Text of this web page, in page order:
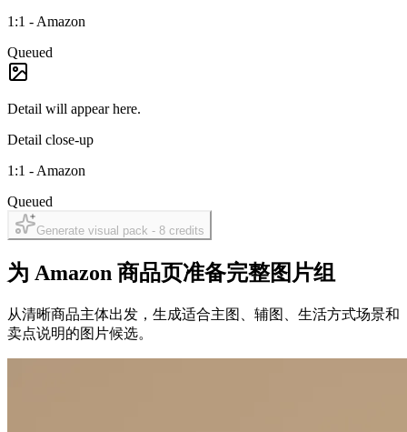
1:1 - Amazon
Queued
Detail will appear here.
Detail close-up
1:1 - Amazon
Queued
Generate visual pack - 8 credits
为 Amazon 商品页准备完整图片组
从清晰商品主体出发，生成适合主图、辅图、生活方式场景和
卖点说明的图片候选。